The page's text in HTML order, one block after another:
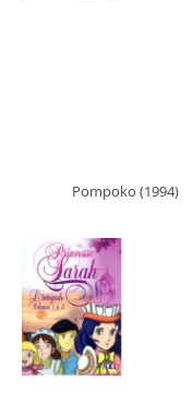
Pompoko (1994)